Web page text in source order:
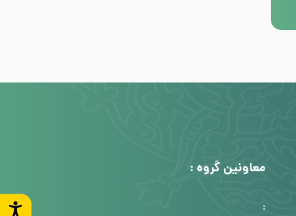
معاونین گروه :
: